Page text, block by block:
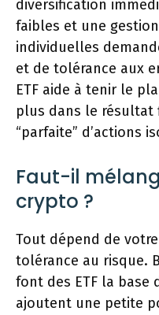
diversification
faibles et une
individuelles
et de tolérance aux
ETF aide à tenir le
plus dans le résultat
“parfaite” d’actions
Faut-il
crypto ?
Tout dépend de
tolérance au risque.
font des ETF la
ajoutent une petite